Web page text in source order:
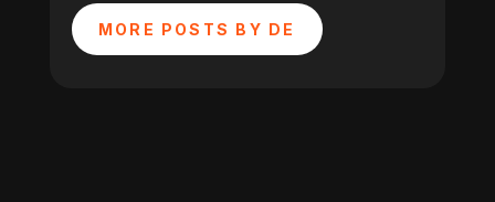
MORE POSTS BY DE